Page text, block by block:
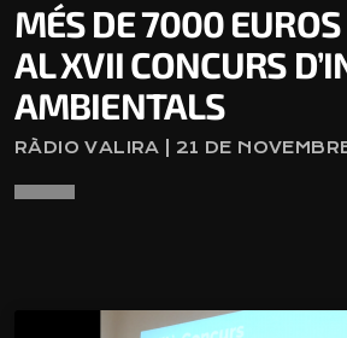
MÉS DE 7000
AL XVII CONCURS
AMBIENTALS
RÀDIO VALIRA | 21 DE